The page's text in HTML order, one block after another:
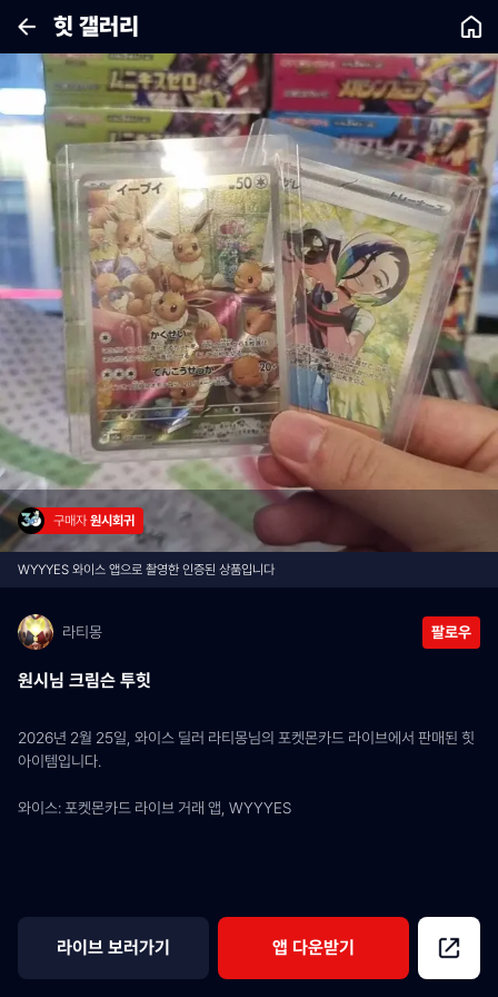
힛 갤러리
구매자 원시회귀
WYYYES 와이스 앱으로 촬영한 인증된 상품입니다
라티몽 팔로우
원시님 크림슨 투힛
2026년 2월 25일, 와이스 딜러 라티몽님의 포켓몬카드 라이브에서 판매된 힛
아이템입니다.
와이스: 포켓몬카드 라이브 거래 앱, WYYYES
라이브 보러가기 앱 다운받기